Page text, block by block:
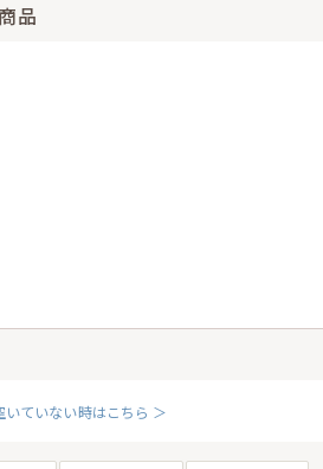
品
いていない時はこちら ＞